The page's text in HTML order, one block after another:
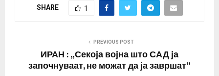
SHARE 1
PREVIOUS POST
ИРАН : „Секоја војна што САД ја
започнуваат, не можат да ја завршат“